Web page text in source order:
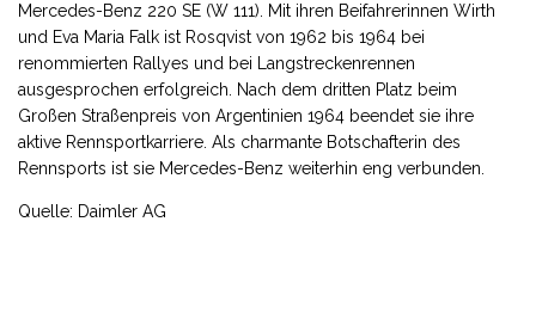
Mercedes-Benz 220 SE (W 111). Mit ihren Beifahrerinnen Wirth
und Eva Maria Falk ist Rosqvist von 1962 bis 1964 bei
renommierten Rallyes und bei Langstreckenrennen
ausgesprochen erfolgreich. Nach dem dritten Platz beim
Großen Straßenpreis von Argentinien 1964 beendet sie ihre
aktive Rennsportkarriere. Als charmante Botschafterin des
Rennsports ist sie Mercedes-Benz weiterhin eng verbunden.
Quelle: Daimler AG